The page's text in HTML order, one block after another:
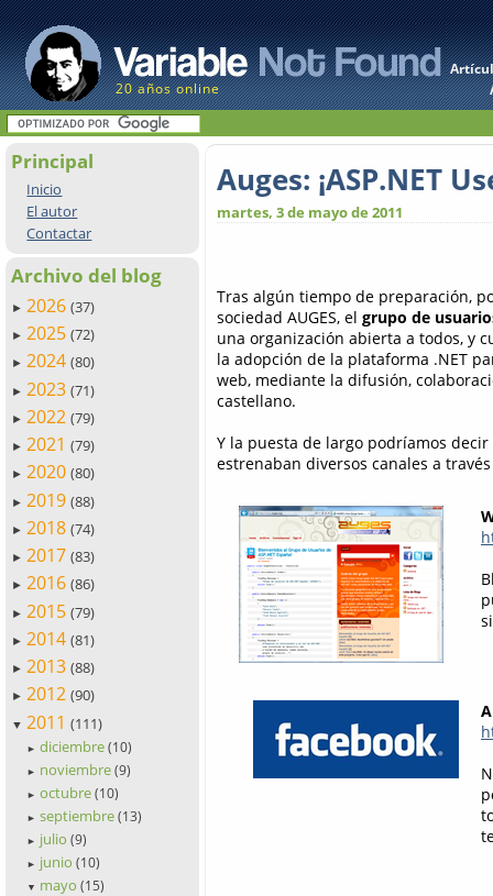
20 años online
Principal
Inicio
El autor
Contactar
Archivo del blog
► 2026 (37)
► 2025 (72)
► 2024 (80)
► 2023 (71)
► 2022 (79)
► 2021 (79)
► 2020 (80)
► 2019 (88)
► 2018 (74)
► 2017 (83)
► 2016 (86)
► 2015 (79)
► 2014 (81)
► 2013 (88)
► 2012 (90)
▼ 2011 (111)
► diciembre (10)
► noviembre (9)
► octubre (10)
► septiembre (13)
► julio (9)
► junio (10)
▼ mayo (15)
Auges: ¡ASP.NET
martes, 3 de mayo de 2011
Tras algún tiempo de preparación,
sociedad AUGES, el grupo de
una organización abierta a todos, y
la adopción de la plataforma .NET
web, mediante la difusión,
castellano.
Y la puesta de largo podríamos
estrenaban diversos canales a